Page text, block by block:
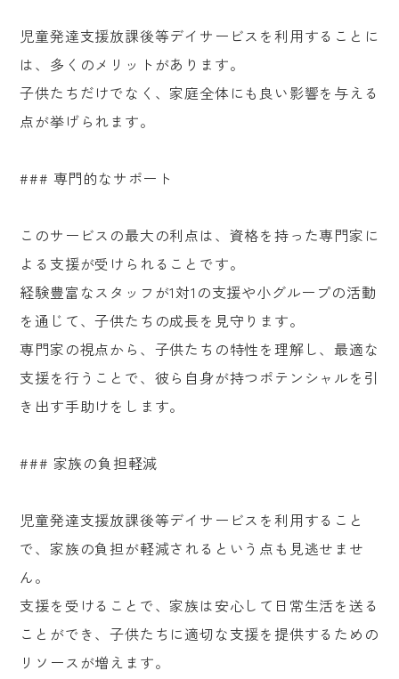
児童発達支援放課後等デイサービスを利用することに
は、多くのメリットがあります。
子供たちだけでなく、家庭全体にも良い影響を与える
点が挙げられます。
### 専門的なサポート
このサービスの最大の利点は、資格を持った専門家に
よる支援が受けられることです。
経験豊富なスタッフが1対1の支援や小グループの活動
を通じて、子供たちの成長を見守ります。
専門家の視点から、子供たちの特性を理解し、最適な
支援を行うことで、彼ら自身が持つポテンシャルを引
き出す手助けをします。
### 家族の負担軽減
児童発達支援放課後等デイサービスを利用すること
で、家族の負担が軽減されるという点も見逃せませ
ん。
支援を受けることで、家族は安心して日常生活を送る
ことができ、子供たちに適切な支援を提供するための
リソースが増えます。